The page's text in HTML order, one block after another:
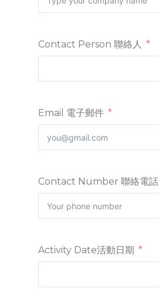
Contact Person 聯絡人
Email 電子郵件
Contact Number 聯絡電話
Activity Date活動日期